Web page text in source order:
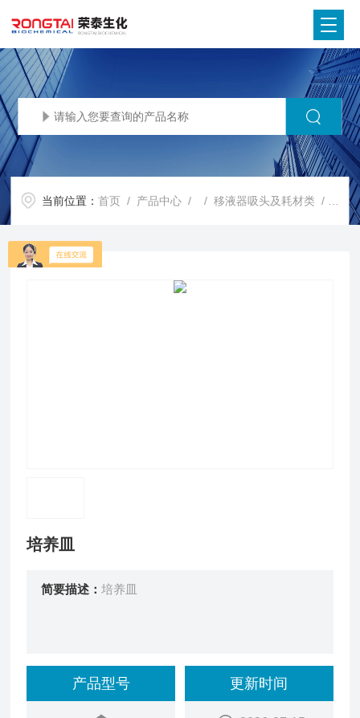
当前位置：首页 / 产品中心 / /移液器吸头及耗材类 / 培养皿
培养皿
简要描述：培养皿
产品型号 更新时间